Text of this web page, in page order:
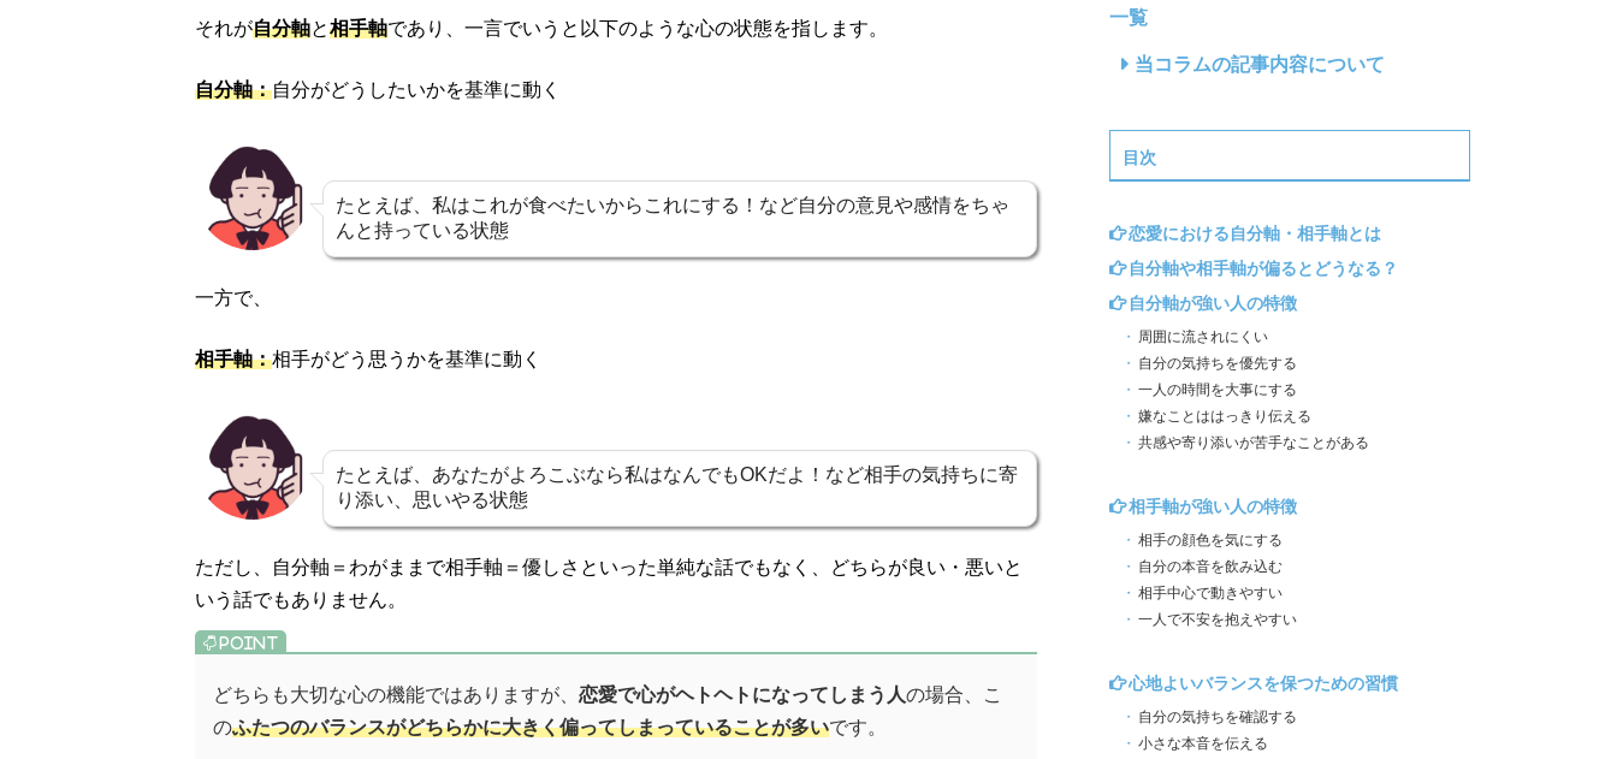
それが自分軸と相手軸であり、一言でいうと以下のような心の状態を指します。
自分軸：自分がどうしたいかを基準に動く
たとえば、私はこれが食べたいからこれにする！など自分の意見や感情をちゃ
んと持っている状態
一方で、
相手軸：相手がどう思うかを基準に動く
たとえば、あなたがよろこぶなら私はなんでもOKだよ！など相手の気持ちに寄
り添い、思いやる状態
ただし、自分軸＝わがままで相手軸＝優しさといった単純な話でもなく、どちらが良い・悪いと
いう話でもありません。
どちらも大切な心の機能ではありますが、 恋愛で心がヘトヘトになってしまう人の場合、こ
のふたつのバランスがどちらかに大きく偏ってしまっていることが多いです。
一覧
当コラムの記事内容について
目次
恋愛における自分軸・相手軸とは
自分軸や相手軸が偏るとどうなる？
自分軸が強い人の特徴
周囲に流されにくい
自分の気持ちを優先する
一人の時間を大事にする
嫌なことははっきり伝える
共感や寄り添いが苦手なことがある
相手軸が強い人の特徴
相手の顔色を気にする
自分の本音を飲み込む
相手中心で動きやすい
一人で不安を抱えやすい
心地よいバランスを保つための習慣
自分の気持ちを確認する
小さな本音を伝える